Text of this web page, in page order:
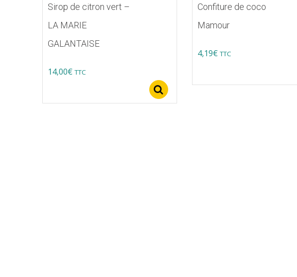
Sirop de citron vert –
LA MARIE
GALANTAISE
14,00€ TTC
Confiture de coco
Mamour
4,19€ TTC